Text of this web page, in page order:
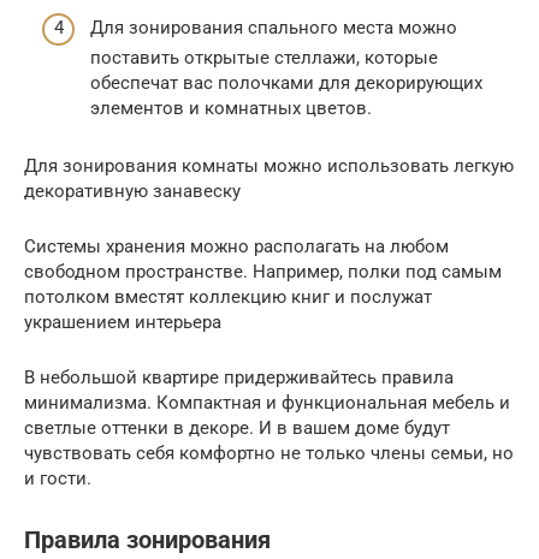
Для зонирования спального места можно
поставить открытые стеллажи, которые
обеспечат вас полочками для декорирующих
элементов и комнатных цветов.
Для зонирования комнаты можно использовать легкую
декоративную занавеску
Системы хранения можно располагать на любом
свободном пространстве. Например, полки под самым
потолком вместят коллекцию книг и послужат
украшением интерьера
В небольшой квартире придерживайтесь правила
минимализма. Компактная и функциональная мебель и
светлые оттенки в декоре. И в вашем доме будут
чувствовать себя комфортно не только члены семьи, но
и гости.
Правила зонирования